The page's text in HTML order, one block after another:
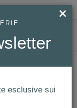
REF. SW070F
×
esclusive sui